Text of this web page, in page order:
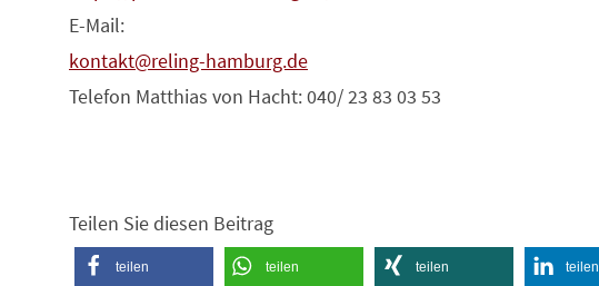
E-Mail:
kontakt@reling-hamburg.de
Telefon Matthias von Hacht: 040/ 23 83 03 53
Teilen Sie diesen Beitrag
teilen teilen teilen teilen